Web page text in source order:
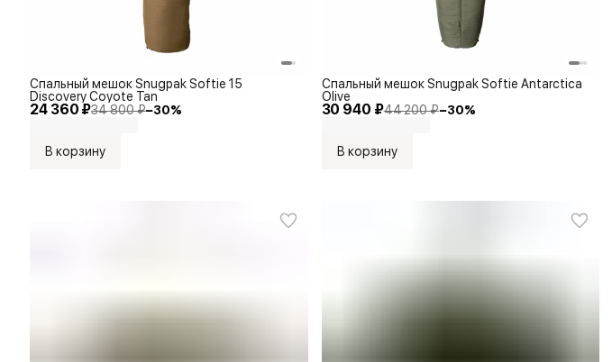
24 360 ₽34 800 ₽−30%
Спальный мешок Snugpak Softie 15
Discovery Coyote Tan
В корзину
30 940 ₽44 200 ₽−30%
Спальный мешок Snugpak Softie Antarctica
Olive
В корзину